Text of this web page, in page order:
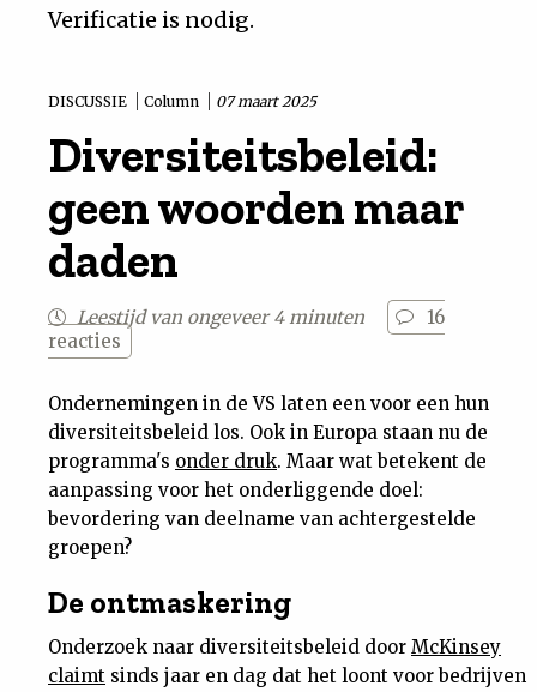
Dossiers
Nieuwsbrief
Contact
Verificatie is nodig.
DISCUSSIE Column 07 maart 2025
Diversiteitsbeleid:
geen woorden maar
daden
Leestijd van ongeveer 4 minuten
16
reacties
Ondernemingen in de VS laten een voor een hun
diversiteitsbeleid los. Ook in Europa staan nu de
programma's onder druk. Maar wat betekent de
aanpassing voor het onderliggende doel:
bevordering van deelname van achtergestelde
groepen?
De ontmaskering
Onderzoek naar diversiteitsbeleid door McKinsey
claimt sinds jaar en dag dat het loont voor bedrijven